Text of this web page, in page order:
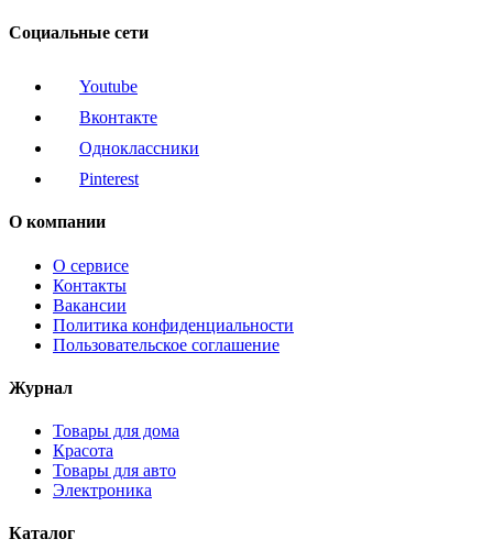
Социальные сети
Youtube
Вконтакте
Одноклассники
Pinterest
О компании
О сервисе
Контакты
Вакансии
Политика конфиденциальности
Пользовательское соглашение
Журнал
Товары для дома
Красота
Товары для авто
Электроника
Каталог